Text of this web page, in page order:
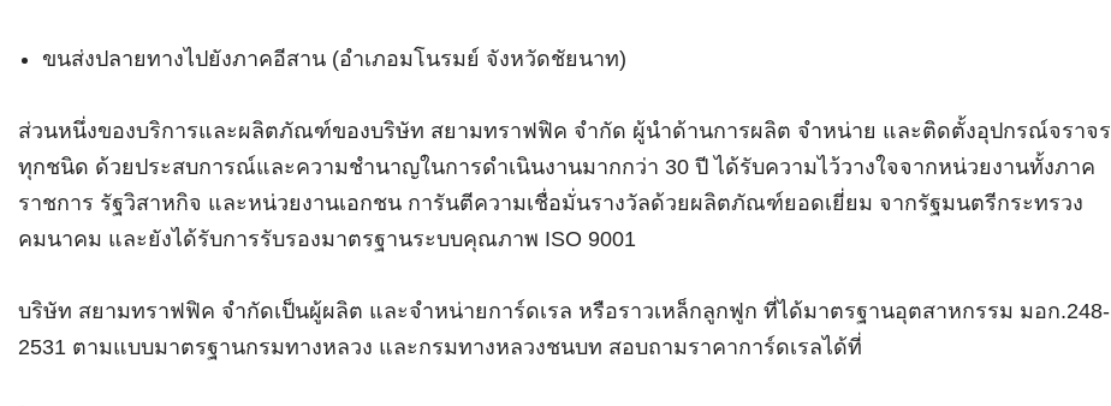
ขนส่งปลายทางไปยังภาคอีสาน (อำเภอมโนรมย์ จังหวัดชัยนาท)
ส่วนหนึ่งของบริการและผลิตภัณฑ์ของบริษัท สยามทราฟฟิค จำกัด ผู้นำด้านการผลิต จำหน่าย และติดตั้งอุปกรณ์จราจร
ทุกชนิด ด้วยประสบการณ์และความชำนาญในการดำเนินงานมากกว่า 30 ปี ได้รับความไว้วางใจจากหน่วยงานทั้งภาค
ราชการ รัฐวิสาหกิจ และหน่วยงานเอกชน การันตีความเชื่อมั่นรางวัลด้วยผลิตภัณฑ์ยอดเยี่ยม จากรัฐมนตรีกระทรวง
คมนาคม และยังได้รับการรับรองมาตรฐานระบบคุณภาพ ISO 9001
บริษัท สยามทราฟฟิค จำกัดเป็นผู้ผลิต และจำหน่ายการ์ดเรล หรือราวเหล็กลูกฟูก ที่ได้มาตรฐานอุตสาหกรรม มอก.248-
2531 ตามแบบมาตรฐานกรมทางหลวง และกรมทางหลวงชนบท สอบถามราคาการ์ดเรลได้ที่